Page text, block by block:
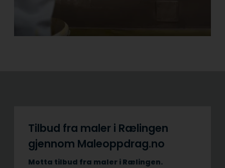
Tilbud fra maler i Rælingen
gjennom Maleoppdrag.no
Motta tilbud fra maler i Rælingen.